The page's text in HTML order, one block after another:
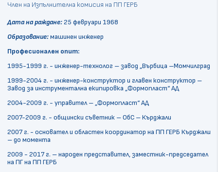
Член на Изпълнителна комисия на ПП ГЕРБ
Дата на раждане:25 февруари 1968
Образование:машинен инженер
Професионален опит:
1995-1999 г. - инженер-технолог – завод „Върбица –Момчилград
1999-2004 г. - инженер-конструктор и главен конструктор –
Завод за инструментална екипировка „Формопласт“ АД
2004-2009 г. - управител – „Формопласт“ АД
2007-2009 г. - общински съветник – ОбС – Кърджали
2007 г. - основател и областен координатор на ПП ГЕРБ Кърджали
– до момента
2009 - 2017 г. – народен представител, заместник-председател
на ПГ на ПП ГЕРБ